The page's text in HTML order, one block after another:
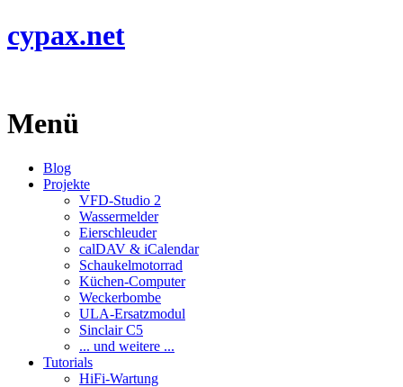
cypax.net
Menü
Blog
Projekte
VFD-Studio 2
Wassermelder
Eierschleuder
calDAV & iCalendar
Schaukelmotorrad
Küchen-Computer
Weckerbombe
ULA-Ersatzmodul
Sinclair C5
... und weitere ...
Tutorials
HiFi-Wartung